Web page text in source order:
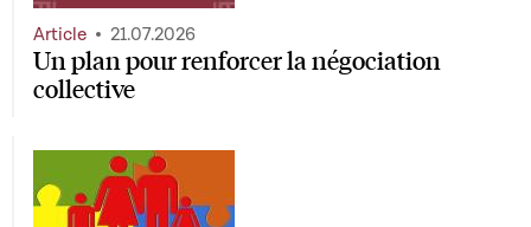
Un plan pour renforcer la négociation
collective
Article 21.07.2026